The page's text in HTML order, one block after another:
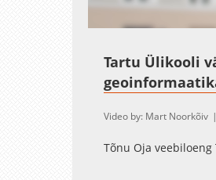
Tartu Ülikooli
Video by: Mart Noorkõiv
Tõnu Oja